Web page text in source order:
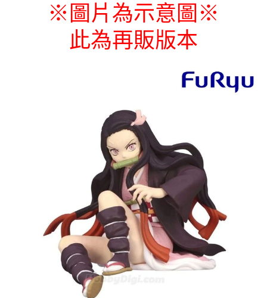
付款後7-11取貨
每筆NT$65，滿NT$1,300(含以上)免運費
宅配-木棉花樂園專用
※ 圖片為示意圖 ※
此為再販版本